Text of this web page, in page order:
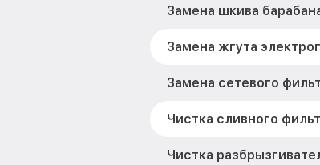
Замена шкива
Замена жгута
Замена сетевого
Чистка сливного
Чистка